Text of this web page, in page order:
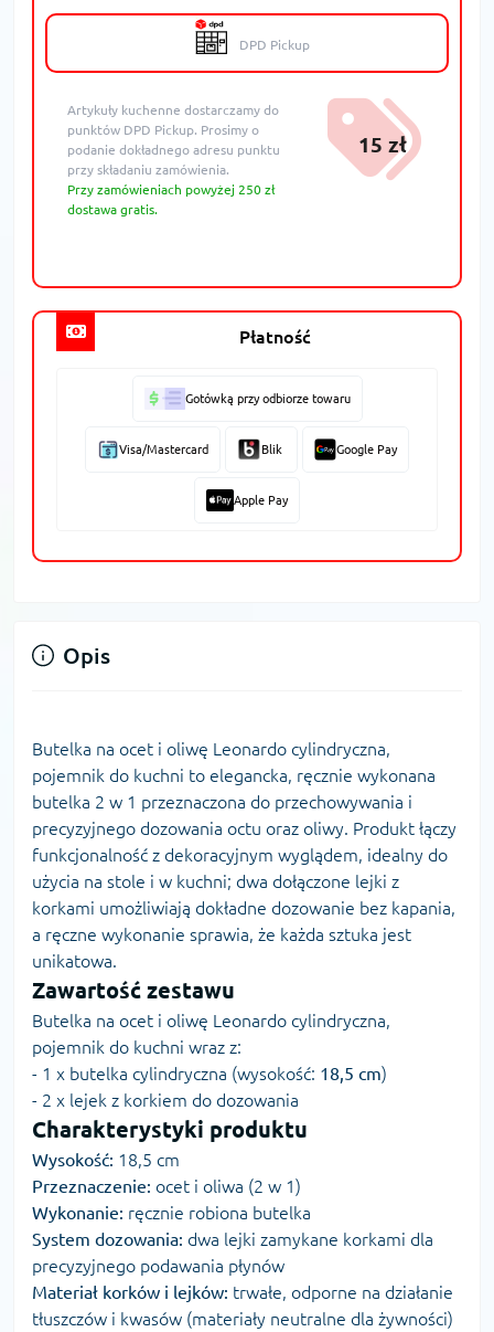
DPD Pickup
Artykuły kuchenne dostarczamy do
punktów DPD Pickup. Prosimy o
podanie dokładnego adresu punktu
przy składaniu zamówienia.
Przy zamówieniach powyżej 250 zł
dostawa gratis.
15 zł
Płatność
Gotówką przy odbiorze towaru
Visa/Mastercard Blik Google Pay
Apple Pay
Opis
Butelka na ocet i oliwę Leonardo cylindryczna,
pojemnik do kuchni to elegancka, ręcznie wykonana
butelka 2 w 1 przeznaczona do przechowywania i
precyzyjnego dozowania octu oraz oliwy. Produkt łączy
funkcjonalność z dekoracyjnym wyglądem, idealny do
użycia na stole i w kuchni; dwa dołączone lejki z
korkami umożliwiają dokładne dozowanie bez kapania,
a ręczne wykonanie sprawia, że każda sztuka jest
unikatowa.
Zawartość zestawu
Butelka na ocet i oliwę Leonardo cylindryczna,
pojemnik do kuchni wraz z:
- 1 x butelka cylindryczna (wysokość: 18,5 cm)
- 2 x lejek z korkiem do dozowania
Charakterystyki produktu
Wysokość: 18,5 cm
Przeznaczenie: ocet i oliwa (2 w 1)
Wykonanie: ręcznie robiona butelka
System dozowania: dwa lejki zamykane korkami dla
precyzyjnego podawania płynów
Materiał korków i lejków: trwałe, odporne na działanie
tłuszczów i kwasów (materiały neutralne dla żywności)